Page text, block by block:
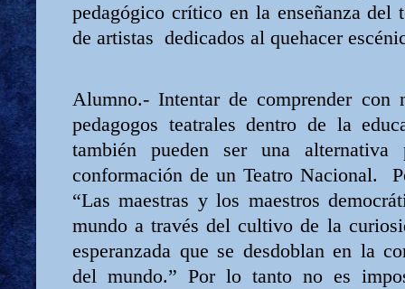
pedagógico crítico en la enseñanza
de artistas dedicados al quehacer
Alumno.- Intentar de comprender con
pedagogos teatrales dentro de la
también pueden ser una
conformación de un Teatro Nacional.
“Las maestras y los maestros
mundo a través del cultivo de la
esperanzada que se desdoblan en la
del mundo.” Por lo tanto no es